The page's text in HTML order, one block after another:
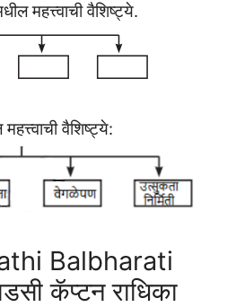
महत्त्वाची वैशिष्ट्ये.
वैशिष्ट्ये:
Balbharati
कॅप्टन राधिका